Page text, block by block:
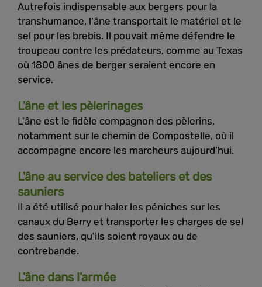
Autrefois indispensable aux bergers pour la
transhumance, l'âne transportait le matériel et le
sel pour les brebis. Il pouvait même défendre le
troupeau contre les prédateurs, comme au Texas
où 1800 ânes de berger seraient encore en
service.
L'âne et les pèlerinages
L'âne est le fidèle compagnon des pèlerins,
notamment sur le chemin de Compostelle, où il
accompagne encore les marcheurs aujourd'hui.
L'âne au service des bateliers et des
sauniers
Il a été utilisé pour haler les péniches sur les
canaux du Berry et transporter les charges de sel
des sauniers, qu'ils soient royaux ou de
contrebande.
L'âne dans l'armée